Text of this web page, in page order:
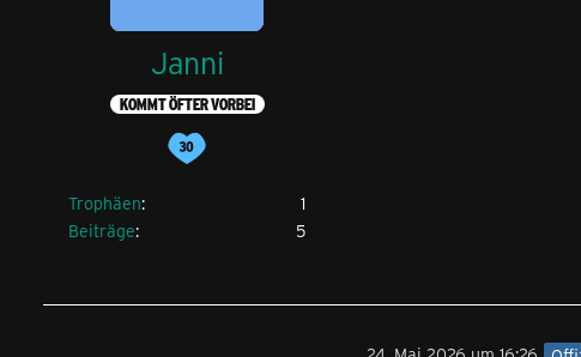
Janni
KOMMT ÖFTER VORBEI
Trophäen
1
Beiträge
5